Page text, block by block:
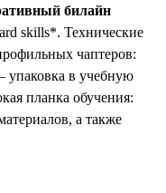
билайн
skills*. Технические
чаптеров:
упаковка в учебную
планка обучения:
а также